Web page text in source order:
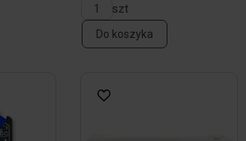
szt
Do koszyka